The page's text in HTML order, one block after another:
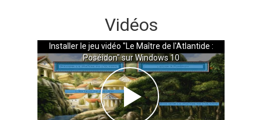
Vidéos
Installer le jeu vidéo "Le Maître de l'Atlantide :
Poséidon" sur Windows 10